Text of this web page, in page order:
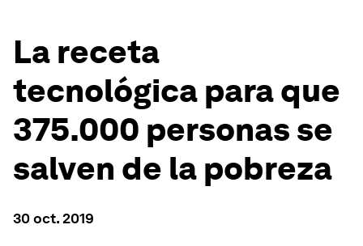
La receta
tecnológica para que
375.000 personas se
salven de la pobreza
30 oct. 2019